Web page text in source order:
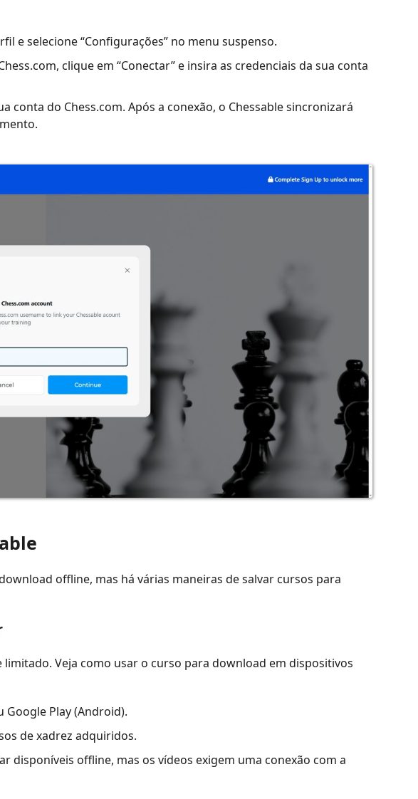
e selecione “Configurações” no menu suspenso.
clique em “Conectar” e insira as credenciais da sua conta
conta do Chess.com. Após a conexão, o Chessable sincronizará
offline, mas há várias maneiras de salvar cursos para
Veja como usar o curso para download em dispositivos
Google Play (Android).
de xadrez adquiridos.
disponíveis offline, mas os vídeos exigem uma conexão com a